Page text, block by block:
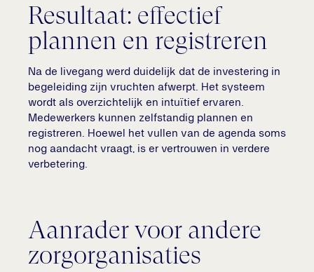
Resultaat: effectief
plannen en registreren
Na de livegang werd duidelijk dat de investering in
begeleiding zijn vruchten afwerpt. Het systeem
wordt als overzichtelijk en intuïtief ervaren.
Medewerkers kunnen zelfstandig plannen en
registreren. Hoewel het vullen van de agenda soms
nog aandacht vraagt, is er vertrouwen in verdere
verbetering.
Aanrader voor andere
zorgorganisaties